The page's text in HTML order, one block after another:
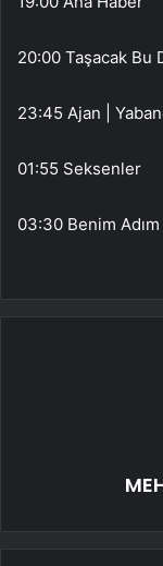
20:00 Taşacak Bu
23:45 Ajan |
01:55 Seksenler
03:30 Benim